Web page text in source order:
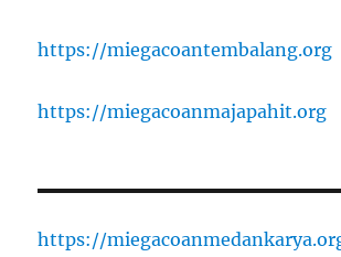
https://miegacoantembalang.org
https://miegacoanmajapahit.org
https://